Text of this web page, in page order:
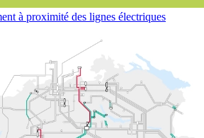
à proximité des lignes électriques